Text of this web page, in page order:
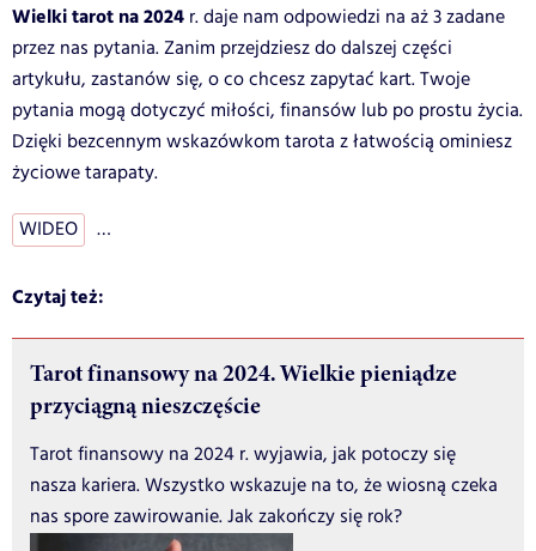
Wielki tarot na 2024 r. daje nam odpowiedzi na aż 3 zadane
przez nas pytania. Zanim przejdziesz do dalszej części
artykułu, zastanów się, o co chcesz zapytać kart. Twoje
pytania mogą dotyczyć miłości, finansów lub po prostu życia.
Dzięki bezcennym wskazówkom tarota z łatwością ominiesz
życiowe tarapaty.
WIDEO …
Czytaj też:
Tarot finansowy na 2024. Wielkie pieniądze
przyciągną nieszczęście
Tarot finansowy na 2024 r. wyjawia, jak potoczy się
nasza kariera. Wszystko wskazuje na to, że wiosną czeka
nas spore zawirowanie. Jak zakończy się rok?